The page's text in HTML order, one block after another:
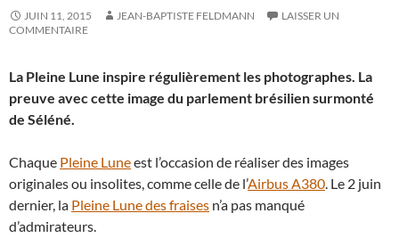
JUIN 11, 2015 JEAN-BAPTISTE FELDMANN
LAISSER UN
COMMENTAIRE
La Pleine Lune inspire régulièrement les photographes. La
preuve avec cette image du parlement brésilien surmonté
de Séléné.
Chaque Pleine Luneest l’occasion de réaliser des images
originales ou insolites, comme celle de l’Airbus A380. Le 2 juin
dernier, la Pleine Lune des fraises n’a pas manqué
d’admirateurs.